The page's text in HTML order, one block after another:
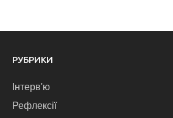
РУБРИКИ
Інтерв'ю
Рефлексії